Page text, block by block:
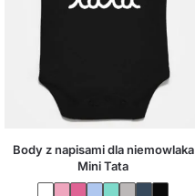
Body z napisami dla niemowlaka
Mini Tata